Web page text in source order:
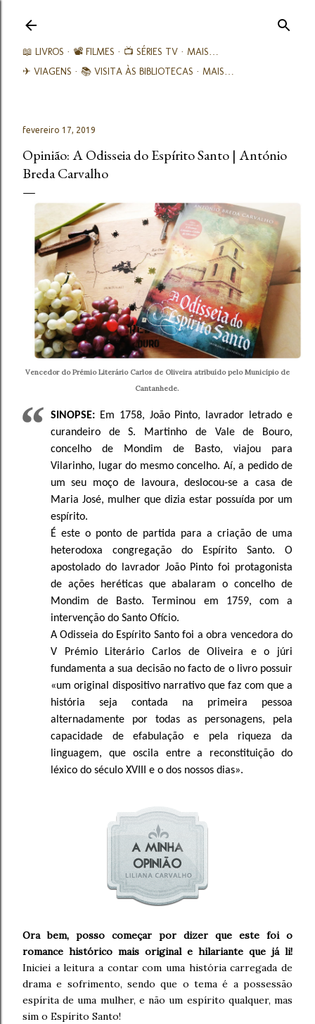
📖 LIVROS 📽️ FILMES 📺 SÉRIES TV
MAIS…
✈ VIAGENS
📚︎ VISITA ÀS BIBLIOTECAS MAIS…
fevereiro 17, 2019
Opinião: A Odisseia do Espírito Santo | António
Breda Carvalho
Vencedor do Prémio Literário Carlos de Oliveira atribuído pelo Município de
Cantanhede.
SINOPSE: Em 1758, João Pinto, lavrador letrado e
curandeiro de S. Martinho de Vale de Bouro,
concelho de Mondim de Basto, viajou para
Vilarinho, lugar do mesmo concelho. Aí, a pedido de
um seu moço de lavoura, deslocou-se a casa de
Maria José, mulher que dizia estar possuída por um
espírito.
É este o ponto de partida para a criação de uma
heterodoxa congregação do Espírito Santo. O
apostolado do lavrador João Pinto foi protagonista
de ações heréticas que abalaram o concelho de
Mondim de Basto. Terminou em 1759, com a
intervenção do Santo Ofício.
A Odisseia do Espírito Santo foi a obra vencedora do
V Prémio Literário Carlos de Oliveira e o júri
fundamenta a sua decisão no facto de o livro possuir
«um original dispositivo narrativo que faz com que a
história seja contada na primeira pessoa
alternadamente por todas as personagens, pela
capacidade de efabulação e pela riqueza da
linguagem, que oscila entre a reconstituição do
léxico do século XVIII e o dos nossos dias».
Ora bem, posso começar por dizer que este foi o
romance histórico mais original e hilariante que já li!
Iniciei a leitura a contar com uma história carregada de
drama e sofrimento, sendo que o tema é a possessão
espírita de uma mulher, e não um espírito qualquer, mas
sim o Espírito Santo!